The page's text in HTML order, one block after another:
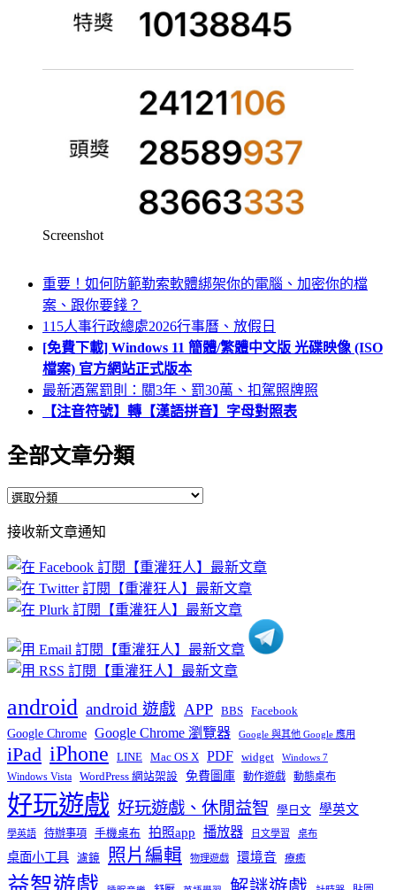
Screenshot
重要！如何防範勒索軟體綁架你的電腦、加密你的檔
案、跟你要錢？
115人事行政總處2026行事曆、放假日
[免費下載] Windows 11 簡體/繁體中文版 光碟映像 (ISO
檔案) 官方網站正式版本
最新酒駕罰則：關3年、罰30萬、扣駕照牌照
【注音符號】轉【漢語拼音】字母對照表
全部文章分類
全
文
章
分
類
接收新文章通知
android android 遊戲 APP BBS Facebook
Google Chrome Google Chrome 瀏覽器 Google 與其他 Google 應用
iPad iPhone LINE Mac OS X PDF widget Windows 7
Windows Vista WordPress 網站架設 免費圖庫 動作遊戲 動態桌布
好玩遊戲 好玩遊戲、休閒益智 學日文 學英文
學英語 待辦事項 手機桌布 拍照app 播放器 日文學習 桌布
桌面小工具 濾鏡 照片編輯 物理遊戲 環境音 療癒